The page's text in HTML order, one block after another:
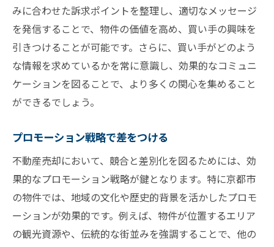
みに合わせた訴求ポイントを整理し、適切なメッセージ
を発信することで、物件の価値を高め、買い手の興味を
引きつけることが可能です。さらに、買い手がどのよう
な情報を求めているかを常に意識し、効果的なコミュニ
ケーションを図ることで、より多くの関心を集めること
ができるでしょう。
プロモーション戦略で差をつける
不動産売却において、競合と差別化を図るためには、効
果的なプロモーション戦略が鍵となります。特に京都市
の物件では、地域の文化や歴史的背景を活かしたプロモ
ーションが効果的です。例えば、物件が位置するエリア
の観光資源や、伝統的な街並みを強調することで、他の